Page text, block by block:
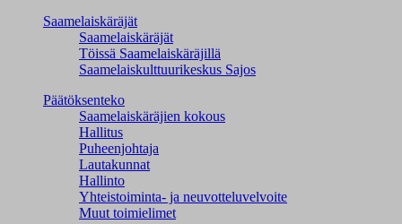
Saamelaiskäräjät
Saamelaiskäräjät
Töissä Saamelaiskäräjillä
Saamelaiskulttuuri­keskus Sajos
Päätöksenteko
Saamelaiskäräjien kokous
Hallitus
Puheenjohtaja
Lautakunnat
Hallinto
Yhteistoiminta- ja neuvotteluvelvoite
Muut toimielimet